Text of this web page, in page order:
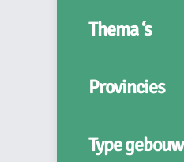
Thema ‘s
Provincies
Type gebouw